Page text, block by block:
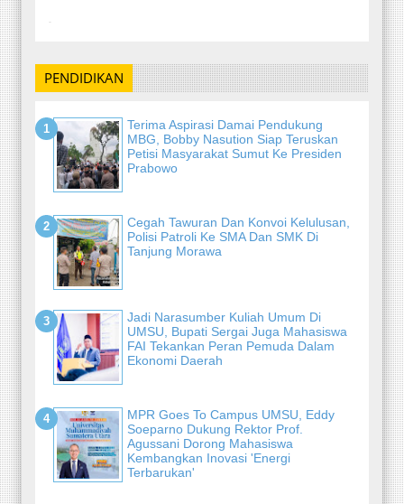
-
PENDIDIKAN
Terima Aspirasi Damai Pendukung
MBG, Bobby Nasution Siap Teruskan
Petisi Masyarakat Sumut Ke Presiden
Prabowo
Cegah Tawuran Dan Konvoi Kelulusan,
Polisi Patroli Ke SMA Dan SMK Di
Tanjung Morawa
Jadi Narasumber Kuliah Umum Di
UMSU, Bupati Sergai Juga Mahasiswa
FAI Tekankan Peran Pemuda Dalam
Ekonomi Daerah
MPR Goes To Campus UMSU, Eddy
Soeparno Dukung Rektor Prof.
Agussani Dorong Mahasiswa
Kembangkan Inovasi 'Energi
Terbarukan'